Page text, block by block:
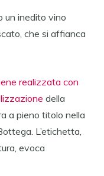
un inedito vino
che si affianca
realizzata con
della
a pieno titolo nella
L’etichetta,
evoca